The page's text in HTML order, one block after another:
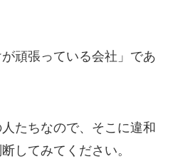
頑張っている会社」であ
たちなので、そこに違和
してみてください。